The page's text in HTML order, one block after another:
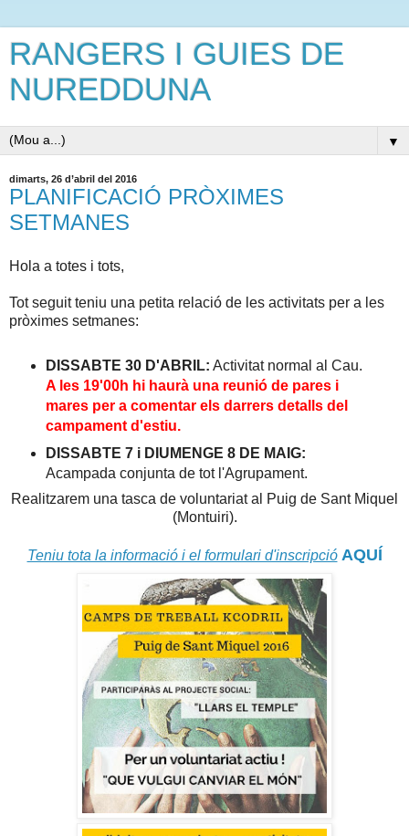
RANGERS I GUIES DE
NUREDDUNA
▼
dimarts, 26 d’abril del 2016
PLANIFICACIÓ PRÒXIMES
SETMANES
Hola a totes i tots,
Tot seguit teniu una petita relació de les activitats per a les
pròximes setmanes:
DISSABTE 30 D'ABRIL: Activitat normal al Cau.
A les 19'00h hi haurà una reunió de pares i
mares per a comentar els darrers detalls del
campament d'estiu.
DISSABTE 7 i DIUMENGE 8 DE MAIG:
Acampada conjunta de tot l'Agrupament.
Realitzarem una tasca de voluntariat al Puig de Sant Miquel
(Montuiri).
Teniu tota la informació i el formulari d'inscripció AQUÍ